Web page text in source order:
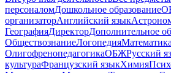
персоналомДошкольное образование
организаторАнглийский язык
ГеографияДиректорДополнительное
ОбществознаниеЛогопедияМатематика
ОлигофренопедагогикаОБЖРусский
культураФранцузский языкХимия